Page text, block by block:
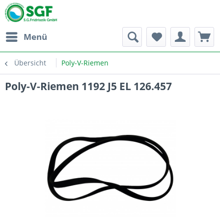
Menü
Übersicht Poly-V-Riemen
Poly-V-Riemen 1192 J5 EL 126.457